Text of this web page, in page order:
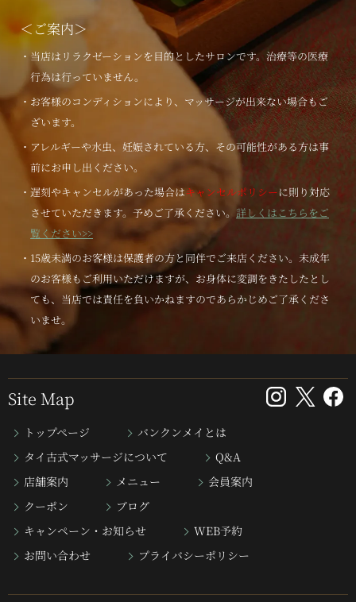
＜ご案内＞
・当店はリラクゼーションを目的としたサロンです。治療等の医療
行為は行っていません。
・お客様のコンディションにより、マッサージが出来ない場合もご
ざいます。
・アレルギーや水虫、妊娠されている方、その可能性がある方は事
前にお申し出ください。
・遅刻やキャンセルがあった場合はキャンセルポリシーに則り対応
させていただきます。予めご了承ください。 詳しくはこちらをご
覧ください>>
・15歳未満のお客様は保護者の方と同伴でご来店ください。未成年
のお客様もご利用いただけますが、お身体に変調をきたしたとし
ても、当店では責任を負いかねますのであらかじめご了承くださ
いませ。
Site Map
トップページ
バンクンメイとは
タイ古式マッサージについて
Q&A
店舗案内
メニュー
会員案内
クーポン
ブログ
キャンペーン・お知らせ
WEB予約
お問い合わせ
プライバシーポリシー